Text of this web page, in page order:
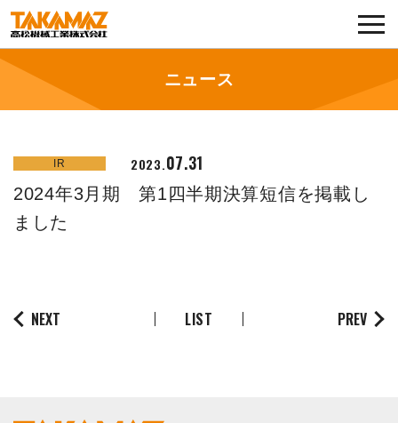
各種お問い合わせ・部品注文
採用に関してはこちらから
展示会・イベント
ニュース
製品ラインナップ
ニュース
IR 2023.07.31
2024年3月期 第1四半期決算短信を掲載し
ました
NEXT LIST PREV